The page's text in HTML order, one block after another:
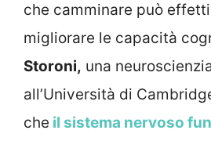
che camminare può
migliorare le capacità
Storoni, una
all’Università di
che il sistema nervoso